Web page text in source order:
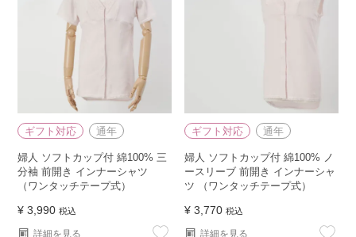
ギフト対応 通年
婦人 ソフトカップ付 綿100% 三
分袖 前開き インナーシャツ
（ワンタッチテープ式）
¥ 3,990 税込
詳細を見る
ギフト対応 通年
婦人 ソフトカップ付 綿100% ノ
ースリーブ 前開き インナーシャ
ツ （ワンタッチテープ式）
¥ 3,770 税込
詳細を見る